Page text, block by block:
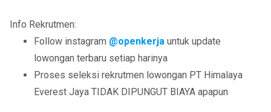
Info Rekrutmen:
Follow instagram @openkerja untuk update
lowongan terbaru setiap harinya
Proses seleksi rekrutmen lowongan PT Himalaya
Everest Jaya TIDAK DIPUNGUT BIAYA apapun